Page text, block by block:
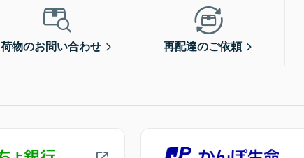
荷物のお問い合わせ 再配達のご依頼